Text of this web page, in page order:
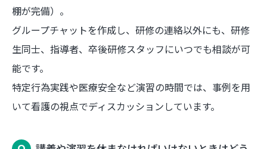
棚が完備）。
グループチャットを作成し、研修の連絡以外にも、研修
生同士、指導者、卒後研修スタッフにいつでも相談が可
能です。
特定行為実践や医療安全など演習の時間では、事例を用
いて看護の視点でディスカッションしています。